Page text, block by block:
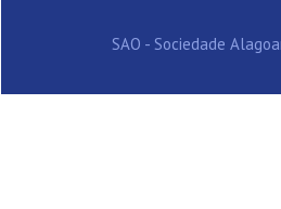
SAO - Sociedade